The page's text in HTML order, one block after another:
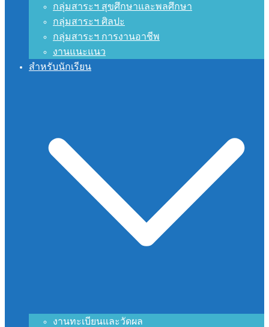
กลุ่มสาระฯ สุขศึกษาและพลศึกษา
กลุ่มสาระฯ ศิลปะ
กลุ่มสาระฯ การงานอาชีพ
งานแนะแนว
สำหรับนักเรียน
งานทะเบียนและวัดผล